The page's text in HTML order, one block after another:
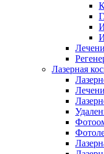
Лазерная